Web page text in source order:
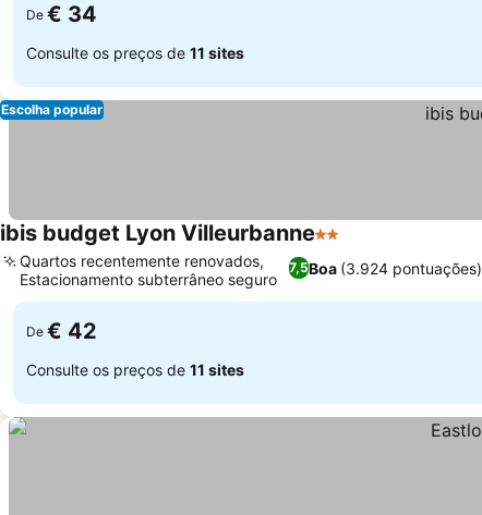
De € 34
Consulte os preços de 11 sites
Escolha popular
ibis budget Lyon Villeurbanne2 Estrelas
7,5Boa (3.924 pontuações)
Quartos recentemente renovados,
Estacionamento subterrâneo seguro
De € 42
Consulte os preços de 11 sites